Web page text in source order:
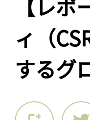
【レ
ィ（
するグ